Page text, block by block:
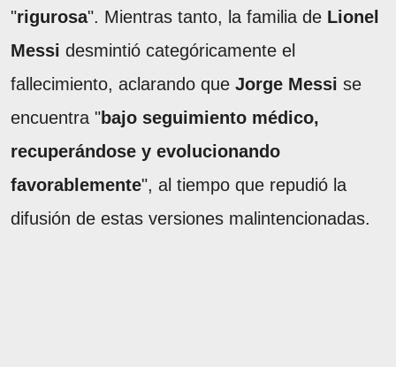
"rigurosa". Mientras tanto, la familia de Lionel
Messi desmintió categóricamente el
fallecimiento, aclarando que Jorge Messi se
encuentra "bajo seguimiento médico,
recuperándose y evolucionando
favorablemente", al tiempo que repudió la
difusión de estas versiones malintencionadas.